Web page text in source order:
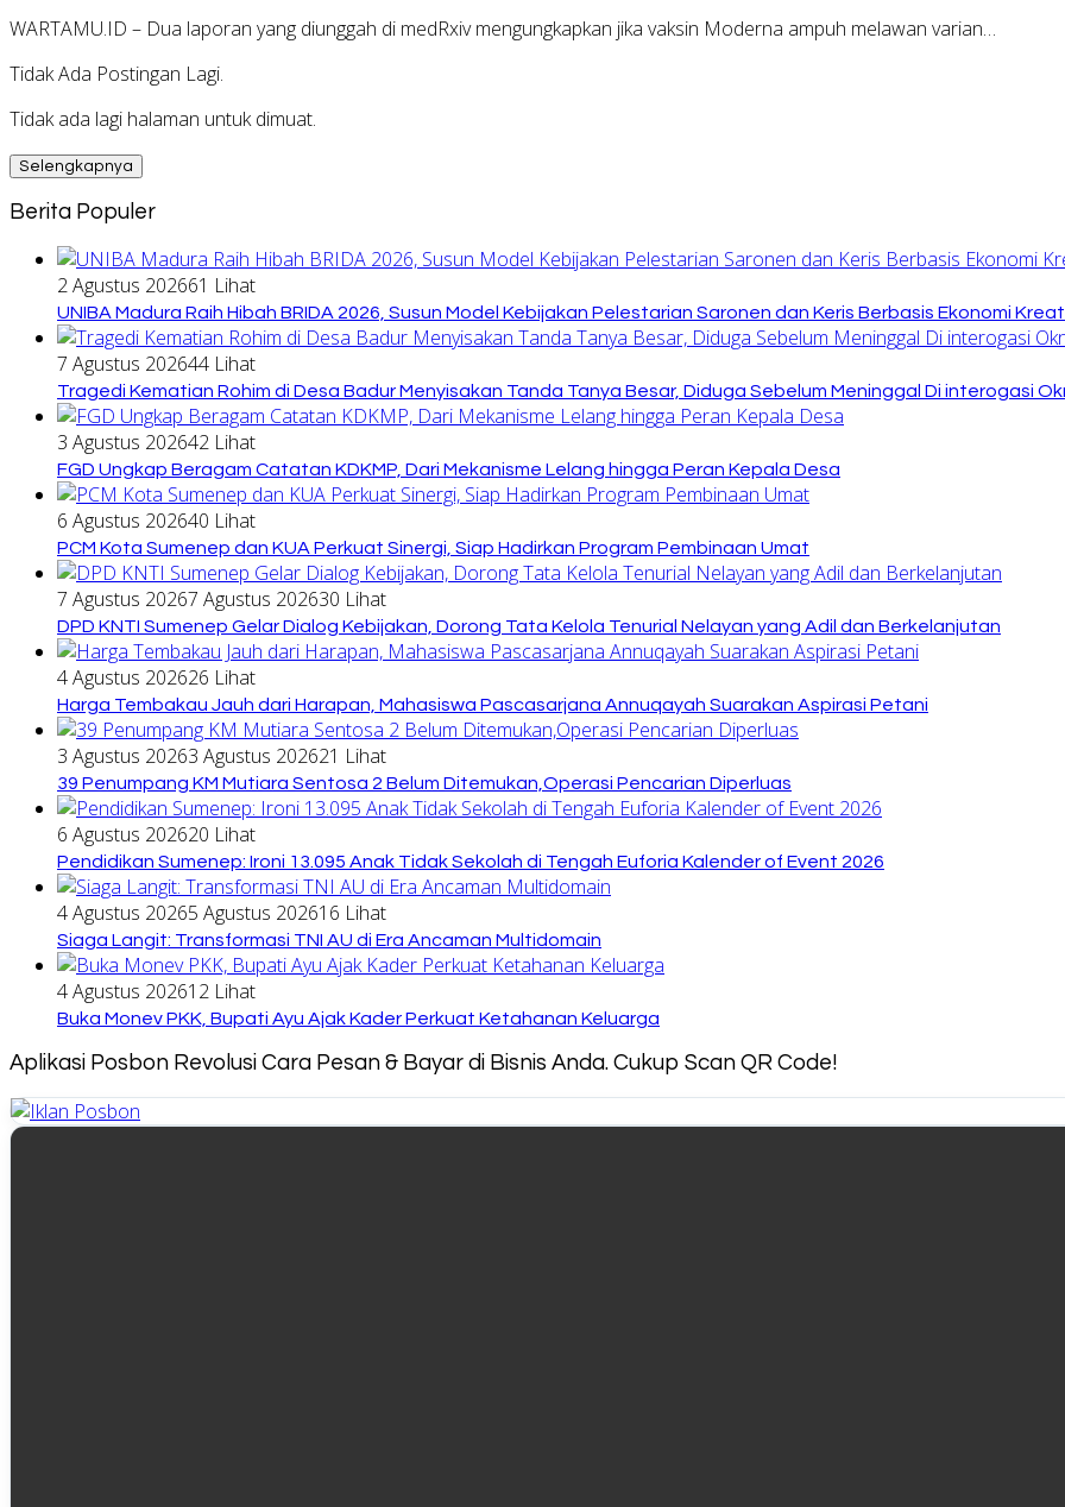
WARTAMU.ID – Dua laporan yang diunggah di medRxiv mengungkapkan jika vaksin Moderna ampuh melawan varian…
Tidak Ada Postingan Lagi.
Tidak ada lagi halaman untuk dimuat.
Selengkapnya
Berita Populer
2 Agustus 202661 Lihat
UNIBA Madura Raih Hibah BRIDA 2026, Susun Model Kebijakan Pelestarian Saronen dan Keris Berbasis Ekonomi
7 Agustus 202644 Lihat
Tragedi Kematian Rohim di Desa Badur Menyisakan Tanda Tanya Besar, Diduga Sebelum Meninggal Di interogasi
3 Agustus 202642 Lihat
FGD Ungkap Beragam Catatan KDKMP, Dari Mekanisme Lelang hingga Peran Kepala Desa
6 Agustus 202640 Lihat
PCM Kota Sumenep dan KUA Perkuat Sinergi, Siap Hadirkan Program Pembinaan Umat
7 Agustus 20267 Agustus 202630 Lihat
DPD KNTI Sumenep Gelar Dialog Kebijakan, Dorong Tata Kelola Tenurial Nelayan yang Adil dan Berkelanjutan
4 Agustus 202626 Lihat
Harga Tembakau Jauh dari Harapan, Mahasiswa Pascasarjana Annuqayah Suarakan Aspirasi Petani
3 Agustus 20263 Agustus 202621 Lihat
39 Penumpang KM Mutiara Sentosa 2 Belum Ditemukan,Operasi Pencarian Diperluas
6 Agustus 202620 Lihat
Pendidikan Sumenep: Ironi 13.095 Anak Tidak Sekolah di Tengah Euforia Kalender of Event 2026
4 Agustus 20265 Agustus 202616 Lihat
Siaga Langit: Transformasi TNI AU di Era Ancaman Multidomain
4 Agustus 202612 Lihat
Buka Monev PKK, Bupati Ayu Ajak Kader Perkuat Ketahanan Keluarga
Aplikasi Posbon Revolusi Cara Pesan & Bayar di Bisnis Anda. Cukup Scan QR Code!